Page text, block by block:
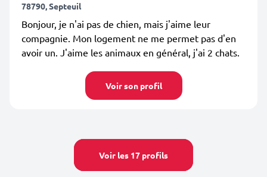
78790, Septeuil
Bonjour, je n'ai pas de chien, mais j'aime leur
compagnie. Mon logement ne me permet pas d'en
avoir un. J'aime les animaux en général, j'ai 2 chats.
Voir son profil
Voir les 17 profils